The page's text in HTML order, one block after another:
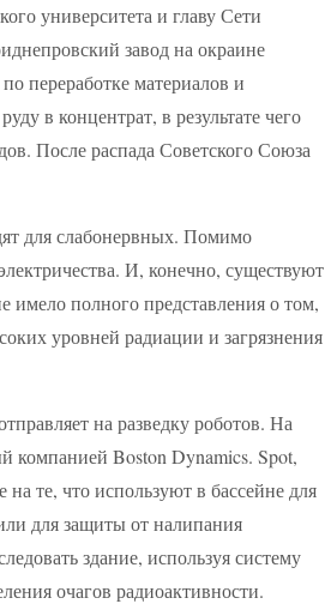
университета и главу Сети
завод на окраине
переработке материалов и
в концентрат, в результате чего
После распада Советского Союза
для слабонервных. Помимо
И, конечно, существуют
имело полного представления о том,
уровней радиации и загрязнения
на разведку роботов. На
компанией Boston Dynamics. Spot,
те, что используют в бассейне для
для защиты от налипания
здание, используя систему
очагов радиоактивности.